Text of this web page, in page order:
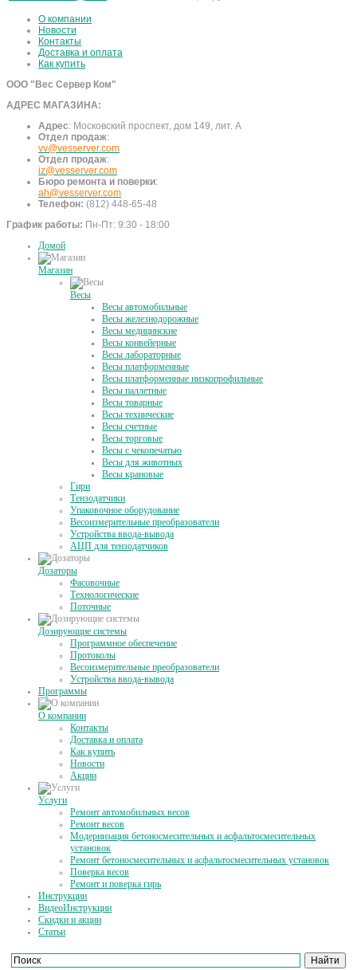
О компании
Новости
Контакты
Доставка и оплата
Как купить
ООО "Вес Сервер Ком"
АДРЕС МАГАЗИНА:
Адрес: Московский проспект, дом 149, лит. А
Отдел продаж:
vv@vesserver.com
Отдел продаж:
iz@vesserver.com
Бюро ремонта и поверки:
ah@vesserver.com
Телефон: (812) 448-65-48
График работы: Пн-Пт: 9:30 - 18:00
Домой
Магазин
Весы
Весы автомобильные
Весы железнодорожные
Весы медицинские
Весы конвейерные
Весы лабораторные
Весы платформенные
Весы платформенные низкопрофильные
Весы паллетные
Весы товарные
Весы технические
Весы счетные
Весы торговые
Весы с чекопечатью
Весы для животных
Весы крановые
Гири
Тензодатчики
Упаковочное оборудование
Весоизмерительные преобразователи
Устройства ввода-вывода
АЦП для тензодатчиков
Дозаторы
Фасовочные
Технологические
Поточные
Дозирующие системы
Программное обеспечение
Протоколы
Весоизмерительные преобразователи
Устройства ввода-вывода
Программы
О компании
Контакты
Доставка и оплата
Как купить
Новости
Акции
Услуги
Ремонт автомобильных весов
Ремонт весов
Модернизация бетоносмесительных и асфальтосмесительных
установок
Ремонт бетоносмесительных и асфальтосмесительных установок
Поверка весов
Ремонт и поверка гирь
Инструкции
ВидеоИнструкции
Скидки и акции
Статьи